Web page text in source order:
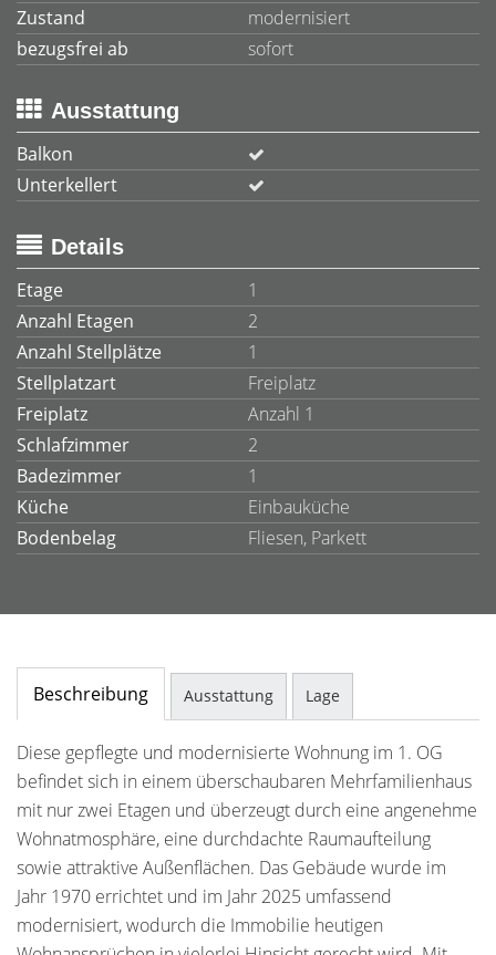
Zustand
modernisiert
bezugsfrei ab
sofort
Ausstattung
Balkon
Unterkellert
Details
Etage
1
Anzahl Etagen
2
Anzahl Stellplätze
1
Stellplatzart
Freiplatz
Freiplatz
Anzahl 1
Schlafzimmer
2
Badezimmer
1
Küche
Einbauküche
Bodenbelag
Fliesen, Parkett
Beschreibung Ausstattung Lage
Diese gepflegte und modernisierte Wohnung im 1. OG
befindet sich in einem überschaubaren Mehrfamilienhaus
mit nur zwei Etagen und überzeugt durch eine angenehme
Wohnatmosphäre, eine durchdachte Raumaufteilung
sowie attraktive Außenflächen. Das Gebäude wurde im
Jahr 1970 errichtet und im Jahr 2025 umfassend
modernisiert, wodurch die Immobilie heutigen